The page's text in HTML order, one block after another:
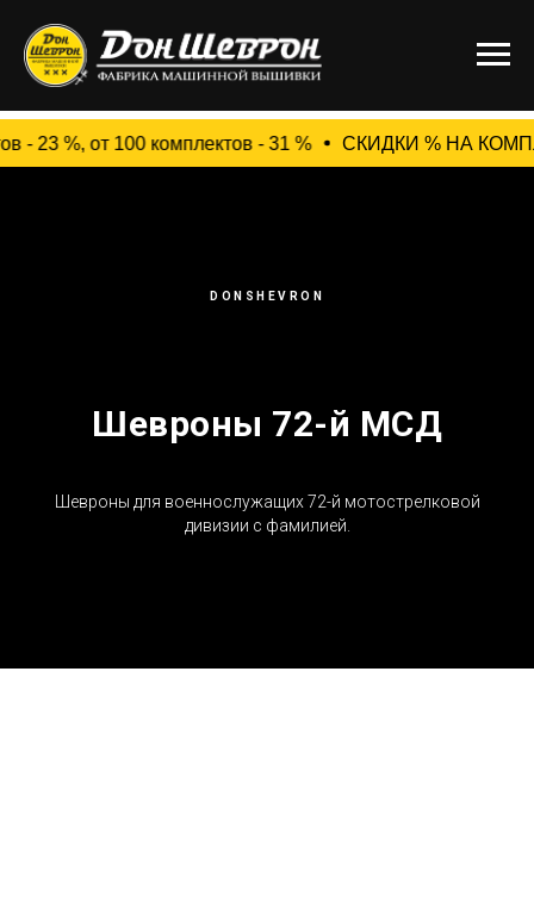
%, от 100 комплектов - 31 % СКИДКИ % НА
DONSHEVRON
Шевроны 72-й МСД
Шевроны для военнослужащих 72-й мотострелковой
дивизии c фамилией.